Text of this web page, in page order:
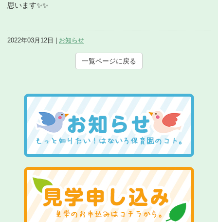
思います✨✨
2022年03月12日 | お知らせ
一覧ページに戻る